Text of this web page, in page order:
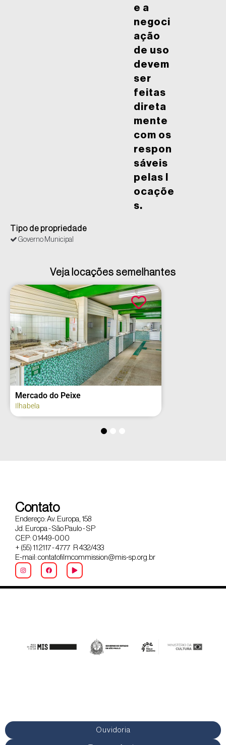
e a
negoci
ação
de uso
devem
ser
feitas
direta
mente
com os
respon
sáveis
pelas l
ocaçõe
s.
Tipo de propriedade
Governo Municipal
Veja locações semelhantes
Mercado do Peixe
Ilhabela
Contato
Endereço: Av. Europa, 158
Jd. Europa - São Paulo - SP
CEP: 01449-000
+ (55) 11 2117 - 4777 R 432/433
E-mail: contatofilmcommission@mis-sp.org.br
Ouvidoria